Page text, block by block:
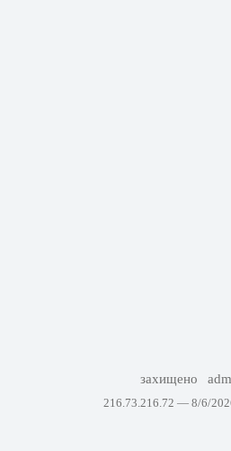
захищено
216.73.216.72 — 8/6/